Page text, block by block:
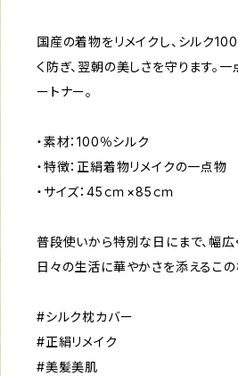
国産の着物をリメイクし、シルク
く防ぎ、翌朝の美しさを守ります。
ートナー。
・素材：100％シルク
・特徴：正絹着物リメイクの一点物
・サイズ：45ｃｍ×85ｃｍ
普段使いから特別な日にまで、幅広
日々の生活に華やかさを添えるこの
#シルク枕カバー
#正絹リメイク
#美髪美肌